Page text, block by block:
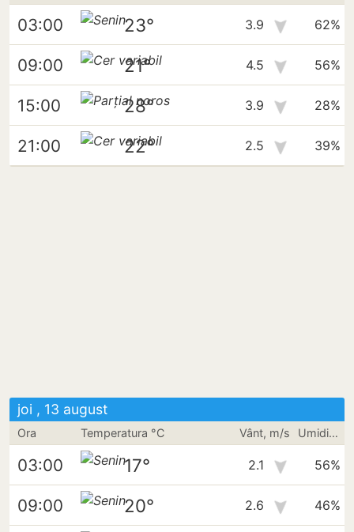
03:00 23° 3.9 62%
09:00 21° 4.5 56%
15:00 28° 3.9 28%
21:00 22° 2.5 39%
joi , 13 august
Ora Temperatura °C Vânt, m/s Umiditate
03:00 17° 2.1 56%
09:00 20° 2.6 46%